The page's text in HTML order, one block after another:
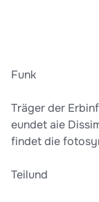
Funk
Träger der
eundet aie
findet die
Teilund